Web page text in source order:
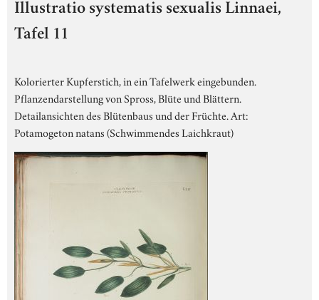
Illustratio systematis sexualis Linnaei,
Tafel 11
Kolorierter Kupferstich, in ein Tafelwerk eingebunden.
Pflanzendarstellung von Spross, Blüte und Blättern.
Detailansichten des Blütenbaus und der Früchte. Art:
Potamogeton natans (Schwimmendes Laichkraut)